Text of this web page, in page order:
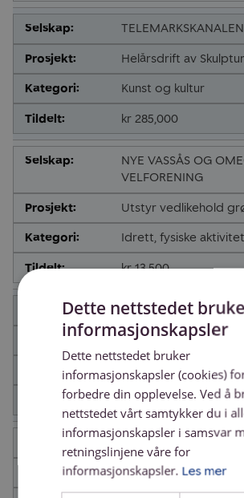
Helårsdrift av
Kunst og kultur
kr 285,000
NYE VASSÅS OG
VELFORENING
Utstyr vedlikehold
Idrett, fysiske
kr 13,500
NOME KOMMUNE
Sykler Lunde 10-årige
Idrett, fysiske
kr 42,780
NOME VEKST AS
Lunde kompetansehus
Dette nettstedet
informasjonskapsler
Dette nettstedet bruker
informasjonskapsler (cookies)
forbedre din opplevelse. Ved å
nettstedet vårt samtykker du i
informasjonskapsler i samsvar
retningslinjene våre for
informasjonskapsler. Les mer